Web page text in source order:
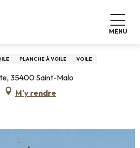
MENU
PLANCHE À VOILE VOILE
35400 Saint-Malo
M'y rendre
favoris